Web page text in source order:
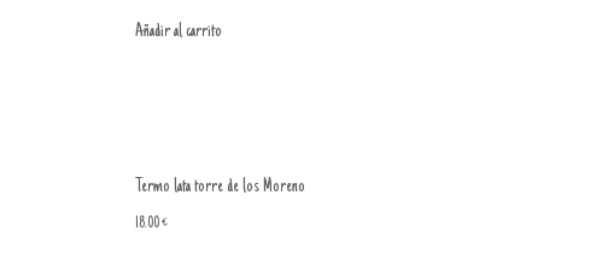
Añadir al carrito
Termo lata torre de los Moreno
18.00€